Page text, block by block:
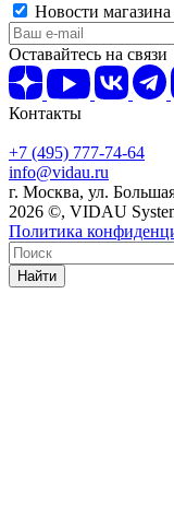
Новости магазина
Оставайтесь на связи
Контакты
+7 (495) 777-74-64
info@vidau.ru
г. Москва, ул.
2026 ©, VIDAU
Политика
Найти